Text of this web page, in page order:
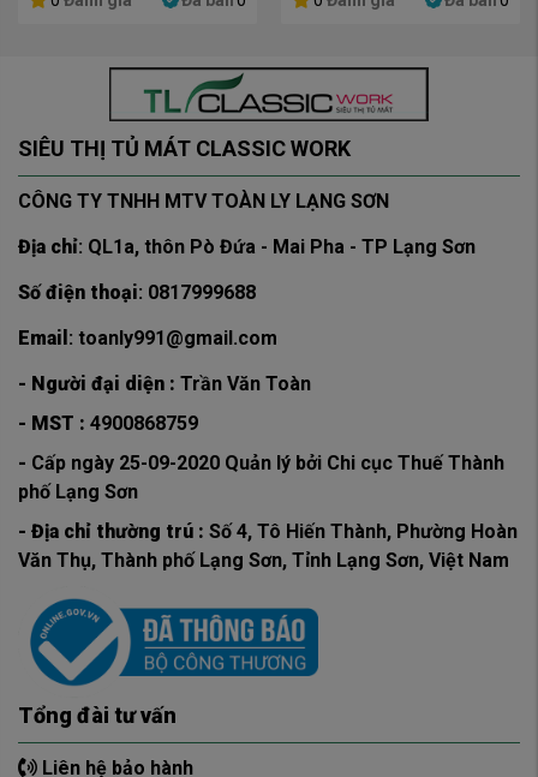
SIÊU THỊ TỦ MÁT CLASSIC WORK
CÔNG TY TNHH MTV TOÀN LY LẠNG SƠN
Địa chỉ: QL1a, thôn Pò Đứa - Mai Pha - TP Lạng Sơn
Số điện thoại: 0817999688
Email : toanly991@gmail.com
- Người đại diện : Trần Văn Toàn
- MST : 4900868759
- Cấp ngày 25-09-2020 Quản lý bởi Chi cục Thuế Thành
phố Lạng Sơn
- Địa chỉ thường trú : Số 4, Tô Hiến Thành, Phường Hoàn
Văn Thụ, Thành phố Lạng Sơn, Tỉnh Lạng Sơn, Việt Nam
Tổng đài tư vấn
Liên hệ bảo hành